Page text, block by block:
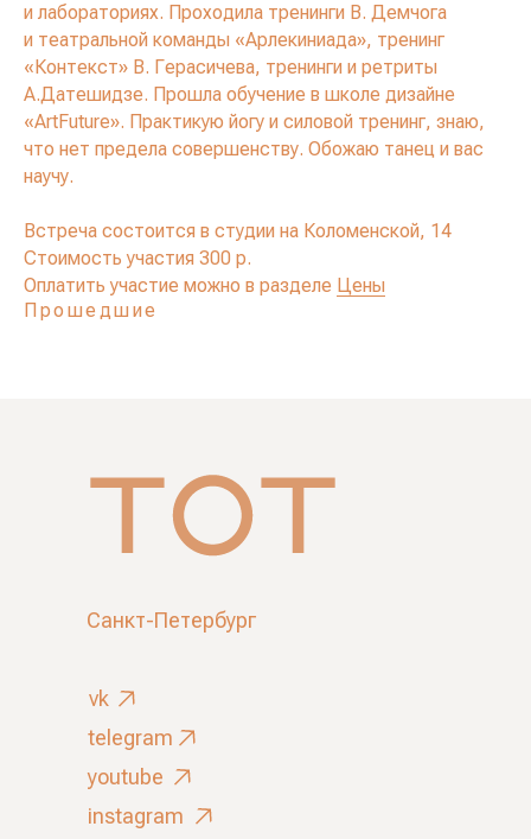
и лабораториях. Проходила тренинги В. Демчога
и театральной команды «Арлекиниада», тренинг
«Контекст» В. Герасичева, тренинги и ретриты
А.Датешидзе. Прошла обучение в школе дизайне
«ArtFuture». Практикую йогу и силовой тренинг, знаю,
что нет предела совершенству. Обожаю танец и вас
научу.
Встреча состоится в студии на Коломенской, 14
Стоимость участия 300 р.
Оплатить участие можно в разделе Цены
Прошедшие
Санкт-Петербург
instagram
youtube
telegram
vk